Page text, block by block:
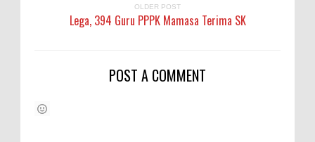
OLDER POST
Lega, 394 Guru PPPK Mamasa Terima SK
POST A COMMENT